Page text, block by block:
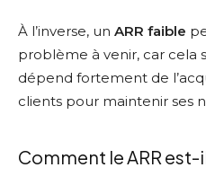
À l’inverse, un ARR faible
problème à venir, car cela
dépend fortement de
clients pour maintenir ses
Comment le ARR est-